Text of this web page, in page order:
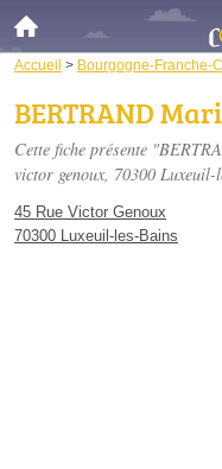
Accueil > Bourgogne-Franche-
BERTRAND
Cette fiche présente
victor genoux, 70300 Luxeuil-
45 Rue Victor Genoux
70300 Luxeuil-les-Bains